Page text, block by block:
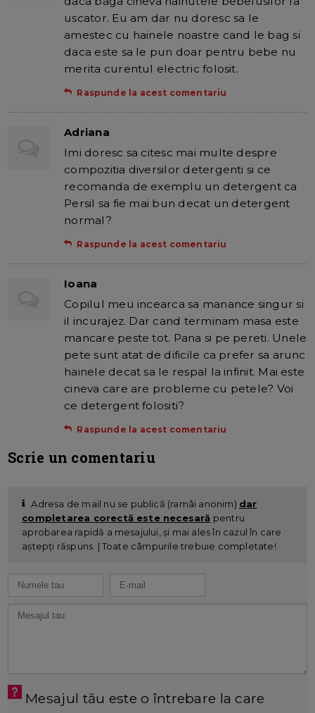
uscator. Eu am dar nu doresc sa le
amestec cu hainele noastre cand le bag si
daca este sa le pun doar pentru bebe nu
merita curentul electric folosit.
Raspunde la acest comentariu
Adriana
Imi doresc sa citesc mai multe despre
compozitia diversilor detergenti si ce
recomanda de exemplu un detergent ca
Persil sa fie mai bun decat un detergent
normal?
Raspunde la acest comentariu
Ioana
Copilul meu incearca sa manance singur si
il incurajez. Dar cand terminam masa este
mancare peste tot. Pana si pe pereti. Unele
pete sunt atat de dificile ca prefer sa arunc
hainele decat sa le respal la infinit. Mai este
cineva care are probleme cu petele? Voi
ce detergent folositi?
Raspunde la acest comentariu
Scrie un comentariu
Adresa de mail nu se publică (ramâi anonim) dar
completarea corectă este necesară pentru
aprobarea rapidă a mesajului, și mai ales în cazul în care
aștepți răspuns. | Toate câmpurile trebuie completate!
Mesajul tău este o întrebare la care